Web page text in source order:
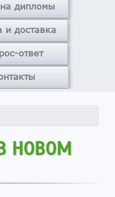
дипломы
и доставка
ответ
НОВОМ